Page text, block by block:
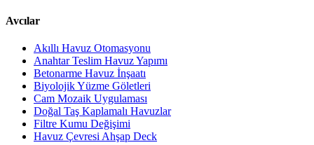
Avcılar
Akıllı Havuz Otomasyonu
Anahtar Teslim Havuz Yapımı
Betonarme Havuz İnşaatı
Biyolojik Yüzme Göletleri
Cam Mozaik Uygulaması
Doğal Taş Kaplamalı Havuzlar
Filtre Kumu Değişimi
Havuz Çevresi Ahşap Deck